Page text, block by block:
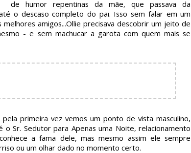
de humor repentinas da mãe, que passava da
o descaso completo do pai. Isso sem falar em um
amigos...Ollie precisava descobrir um jeito de
- e sem machucar a garota com quem mais se
pela primeira vez vemos um ponto de vista masculino,
o Sr. Sedutor para Apenas uma Noite, relacionamento
a fama dele, mas mesmo assim ele sempre
ou um olhar dado no momento certo.